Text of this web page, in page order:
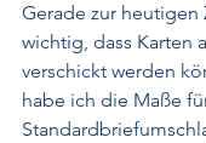
Gerade zur heutigen
wichtig, dass Karten
verschickt werden
habe ich die Maße